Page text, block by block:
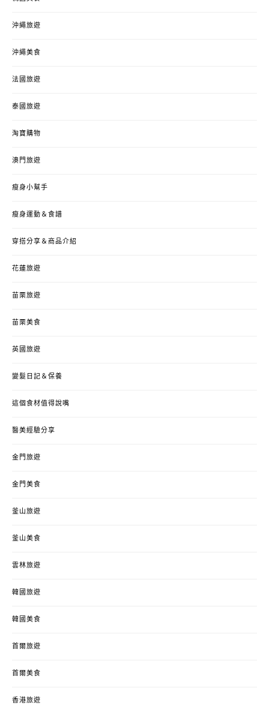
沖繩旅遊
沖繩美食
法國旅遊
泰國旅遊
淘寶購物
澳門旅遊
瘦身小幫手
瘦身運動＆食譜
穿搭分享＆商品介紹
花蓮旅遊
苗栗旅遊
苗栗美食
英國旅遊
變髮日記＆保養
這個食材值得說嘴
醫美經驗分享
金門旅遊
金門美食
釜山旅遊
釜山美食
雲林旅遊
韓國旅遊
韓國美食
首爾旅遊
首爾美食
香港旅遊